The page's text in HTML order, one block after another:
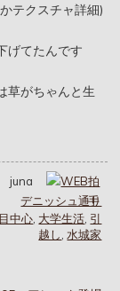
テクスチャ詳細)
げてたんです
草がちゃんと生
juna
デニッシュ通り
中心 大学生活 引
越し 水城家